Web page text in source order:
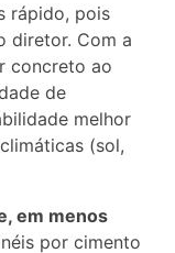
rápido, pois
diretor. Com a
concreto ao
de
melhor
(sol,
em menos
por cimento